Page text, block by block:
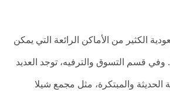
الكثير من الأماكن الرائعة التي يمكن
وفي قسم التسوق والترفيه، توجد العديد
الحديثة والمبتكرة، مثل مجمع شيلا